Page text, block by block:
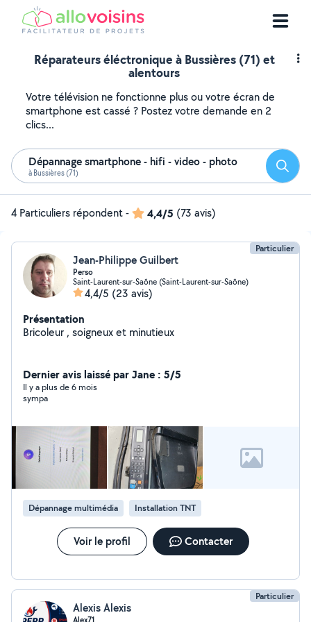
Réparateurs éléctronique à Bussières (71) et
alentours
Votre télévision ne fonctionne plus ou votre écran de
smartphone est cassé ? Postez votre demande en 2
clics...
Dépannage smartphone - hifi - video - photo
à Bussières (71)
4 Particuliers répondent- 4,4/5 (73 avis)
Particulier
Jean-Philippe Guilbert
Perso
Saint-Laurent-sur-Saône (Saint-Laurent-sur-Saône)
4,4/5 (23 avis)
Présentation
Bricoleur , soigneux et minutieux
Dernier avis laissé par Jane : 5/5
Il y a plus de 6 mois
sympa
Dépannage multimédia Installation TNT
Voir le profil Contacter
Particulier
Alexis Alexis